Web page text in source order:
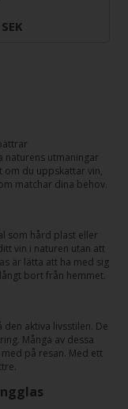
SEK
naturens utmaningar
om du uppskattar vin,
matchar dina behov.
som hård plast eller
vin i naturen utan att
är lätta att ha med sig
bort från hemmet.
aktiva livsstilen. De
Många av dessa
på resan. Med ett